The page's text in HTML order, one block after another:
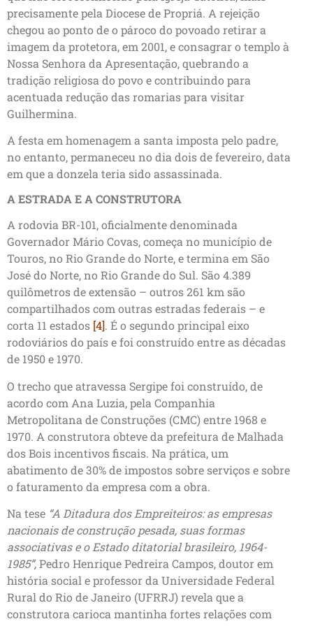
precisamente pela Diocese de Propriá. A rejeição
chegou ao ponto de o pároco do povoado retirar a
imagem da protetora, em 2001, e consagrar o templo à
Nossa Senhora da Apresentação, quebrando a
tradição religiosa do povo e contribuindo para
acentuada redução das romarias para visitar
Guilhermina.
A festa em homenagem a santa imposta pelo padre,
no entanto, permaneceu no dia dois de fevereiro, data
em que a donzela teria sido assassinada.
A ESTRADA E A CONSTRUTORA
A rodovia BR-101, oficialmente denominada
Governador Mário Covas, começa no município de
Touros, no Rio Grande do Norte, e termina em São
José do Norte, no Rio Grande do Sul. São 4.389
quilômetros de extensão – outros 261 km são
compartilhados com outras estradas federais – e
corta 11 estados [4]. É o segundo principal eixo
rodoviários do país e foi construído entre as décadas
de 1950 e 1970.
O trecho que atravessa Sergipe foi construído, de
acordo com Ana Luzia, pela Companhia
Metropolitana de Construções (CMC) entre 1968 e
1970. A construtora obteve da prefeitura de Malhada
dos Bois incentivos fiscais. Na prática, um
abatimento de 30% de impostos sobre serviços e sobre
o faturamento da empresa com a obra.
Na tese “A Ditadura dos Empreiteiros: as empresas
nacionais de construção pesada, suas formas
associativas e o Estado ditatorial brasileiro, 1964-
1985”,Pedro Henrique Pedreira Campos, doutor em
história social e professor da Universidade Federal
Rural do Rio de Janeiro (UFRRJ) revela que a
construtora carioca mantinha fortes relações com